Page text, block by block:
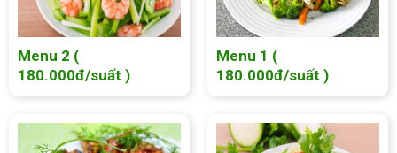
Menu 2 (
180.000đ/suất )
Menu 1 (
180.000đ/suất )